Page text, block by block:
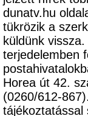
dunatv.hu
tükrözik a
küldünk
terjedelemben
Horea út 42.
(0260/612-
tájékoztatással